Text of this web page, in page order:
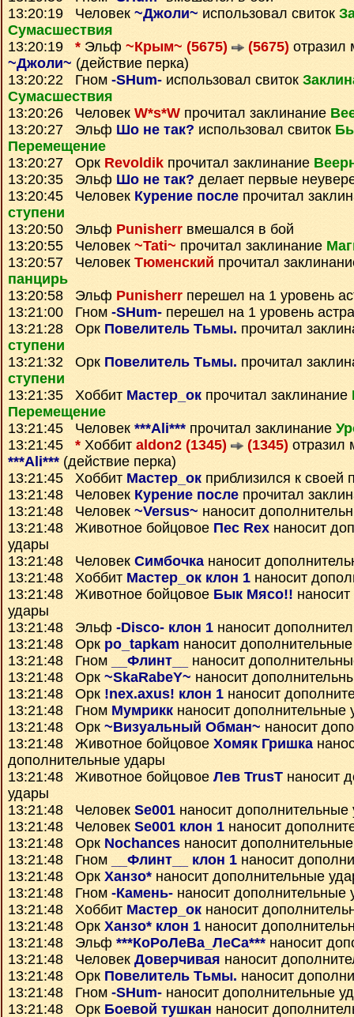
13:20:19 Человек ~Джоли~ использовал свиток
Сумаcшествия
13:20:19 * Эльф ~Крым~ (5675) (5675) отразил
~Джоли~ (действие перка)
13:20:22 Гном -SHum- использовал свиток
Сумаcшествия
13:20:26 Человек W*s*W прочитал заклинание
13:20:27 Эльф Шо не так? использовал свиток
Перемещение
13:20:27 Орк Revoldik прочитал заклинание
13:20:35 Эльф Шо не так? делает первые
13:20:45 Человек Курение после прочитал
ступени
13:20:50 Эльф Punisherr вмешался в бой
13:20:55 Человек ~Tati~ прочитал заклинание
13:20:57 Человек Тюменский прочитал
панцирь
13:20:58 Эльф Punisherr перешел на 1 уровень
13:21:00 Гном -SHum- перешел на 1 уровень
13:21:28 Орк Повелитель Тьмы. прочитал
ступени
13:21:32 Орк Повелитель Тьмы. прочитал
ступени
13:21:35 Хоббит Мастер_ок прочитал заклинание
Перемещение
13:21:45 Человек ***Ali*** прочитал заклинание
13:21:45 * Хоббит aldon2 (1345) (1345) отразил
***Ali*** (действие перка)
13:21:45 Хоббит Мастер_ок приблизился к своей
13:21:48 Человек Курение после прочитал
13:21:48 Человек ~Versus~ наносит
13:21:48 Животное бойцовое Пес Rex наносит
удары
13:21:48 Человек Симбочкананосит
13:21:48 Хоббит Мастер_ок клон 1 наносит
13:21:48 Животное бойцовое Бык Мясо!!
удары
13:21:48 Эльф -Disco- клон 1 наносит
13:21:48 Орк po_tapkam наносит
13:21:48 Гном
__Флинт__
наносит
13:21:48 Орк ~SkaRabeY~ наносит
13:21:48 Орк !nex.axus! клон 1 наносит
13:21:48 Гном Мумрикк наносит дополнительные
13:21:48 Орк ~Визуальный Обман~ наносит
13:21:48 Животное бойцовое Хомяк Гришка
дополнительные удары
13:21:48 Животное бойцовое Лев TrusT наносит
удары
13:21:48 Человек Se001 наносит дополнительные
13:21:48 Человек Se001 клон 1 наносит
13:21:48 Орк Nochances наносит
13:21:48 Гном
__Флинт__ клон 1 наносит
13:21:48 Орк Ханзо* наносит дополнительные
13:21:48 Гном -Камень- наносит дополнительные
13:21:48 Хоббит Мастер_ок наносит
13:21:48 Орк Ханзо* клон 1 наносит
13:21:48 Эльф ***КоРоЛеВа_ЛеСа*** наносит
13:21:48 Человек Доверчивая наносит
13:21:48 Орк Повелитель Тьмы. наносит
13:21:48 Гном -SHum- наносит дополнительные
13:21:48 Орк Боевой тушкан наносит